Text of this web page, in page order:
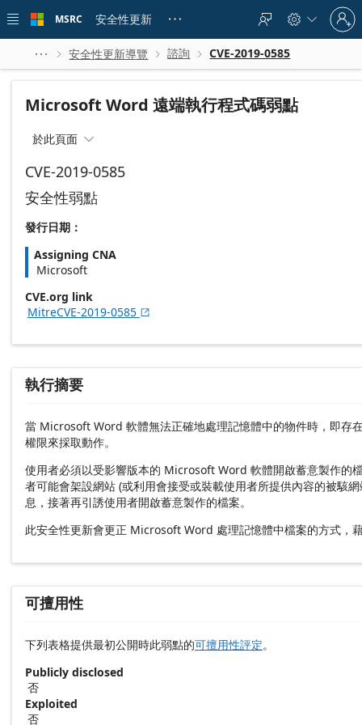
 main
content
MSRC 安全性更新    
Sign
in
to
account
  安全性更新導覽  諮詢  CVE-2019-0585
Microsoft Word 遠端執行程式碼弱點
於此頁面 
CVE-2019-0585
安全性弱點
發行日期：
Assigning CNA
Microsoft
CVE.org link
MitreCVE-2019-0585 
執行摘要
當 Microsoft Word 軟體無法正確地處理記憶體中的物件時，即存
權限來採取動作。
使用者必須以受影響版本的 Microsoft Word 軟體開啟蓄意製作的
者可能會架設網站 (或利用會接受或裝載使用者所提供內容的被駭
息，接著再引誘使用者開啟蓄意製作的檔案。
此安全性更新會更正 Microsoft Word 處理記憶體中檔案的方式，
可擅用性
下列表格提供最初公開時此弱點的可擅用性評定。
Publicly disclosed
否
Exploited
否